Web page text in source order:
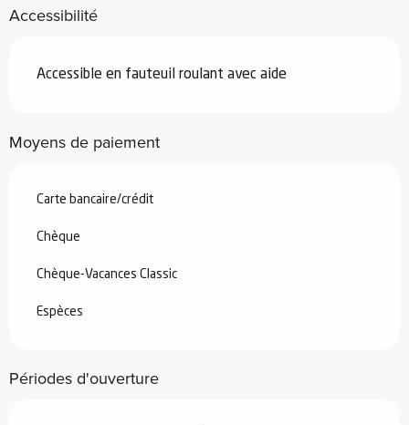
Accessibilité
Accessible en fauteuil roulant avec aide
Moyens de paiement
Carte bancaire/crédit
Chèque
Chèque-Vacances Classic
Espèces
Périodes d'ouverture